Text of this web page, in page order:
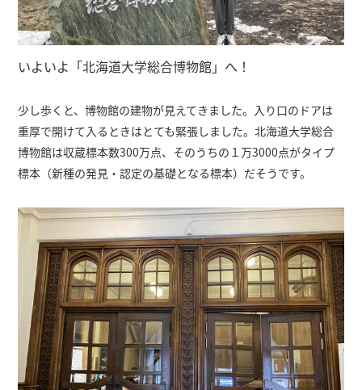
いよいよ「北海道大学総合博物館」へ！
少し歩くと、博物館の建物が見えてきました。入り口のドアは
重厚で開けて入るときはとても緊張しました。北海道大学総合
博物館は収蔵標本数300万点、そのうちの１万3000点がタイプ
標本（新種の発見・認定の基礎となる標本）だそうです。